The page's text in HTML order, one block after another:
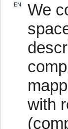
EN
We
with